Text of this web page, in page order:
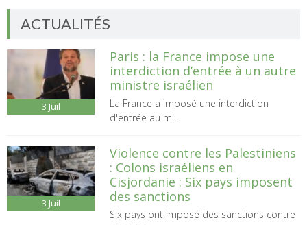
ACTUALITÉS
3 Juil
Paris : la France impose une
interdiction d’entrée à un autre
ministre israélien
La France a imposé une interdiction
d'entrée au mi...
3 Juil
Violence contre les Palestiniens
: Colons israéliens en
Cisjordanie : Six pays imposent
des sanctions
Six pays ont imposé des sanctions contre